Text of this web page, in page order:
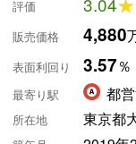
評価
販売価格 4,880
表面利回り 3.57％
最寄り駅 都
所在地 東京都